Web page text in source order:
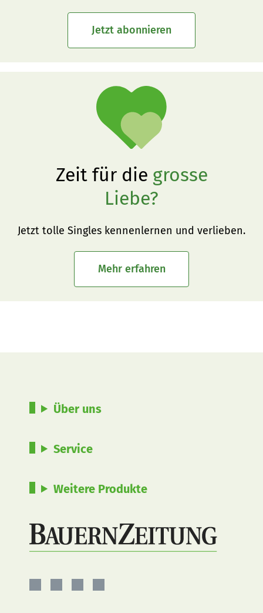
Jetzt abonnieren
Zeit für die grosse
Liebe?
Jetzt tolle Singles kennenlernen und verlieben.
Mehr erfahren
Über uns
Service
Weitere Produkte